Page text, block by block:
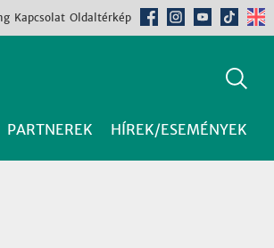
Kapcsolat Oldaltérkép
PARTNEREK HÍREK/ESEMÉNYEK